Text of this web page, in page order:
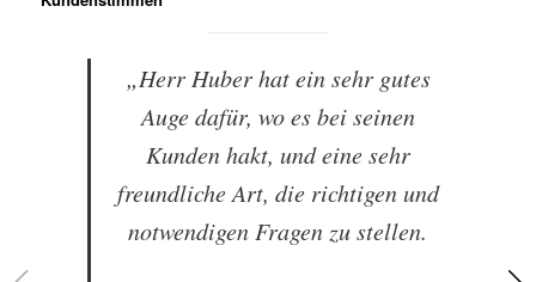
„Herr Huber hat ein sehr gutes
Auge dafür, wo es bei seinen
Kunden hakt, und eine sehr
freundliche Art, die richtigen und
notwendigen Fragen zu stellen.